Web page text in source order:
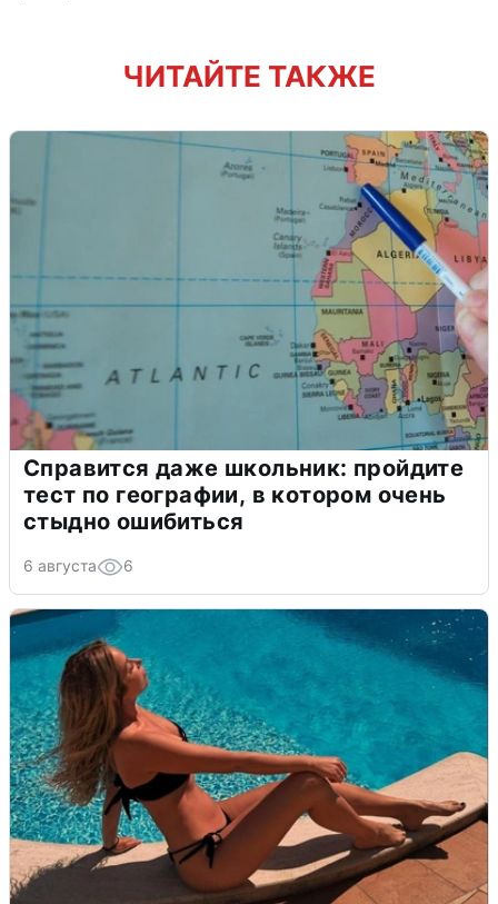
ЧИТАЙТЕ ТАКЖЕ
Справится даже школьник: пройдите
тест по географии, в котором очень
стыдно ошибиться
6 августа 6